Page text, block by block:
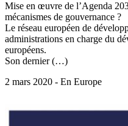
Mise en œuvre de l’Agenda
mécanismes de gouvernance ?
Le réseau européen de
administrations en charge du
européens.
Son dernier (…)
2 mars 2020 - En Europe